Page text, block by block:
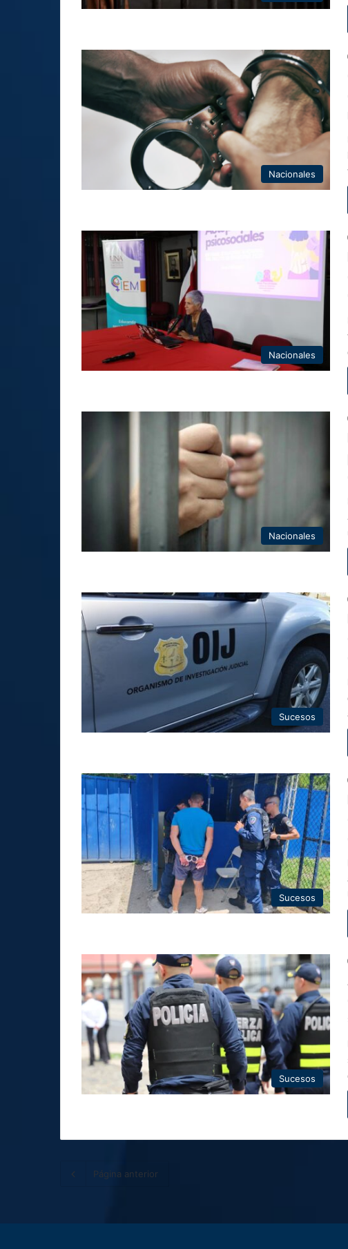
Nacionales
Nacionales
Nacionales
Sucesos
Sucesos
Sucesos
Página anterior